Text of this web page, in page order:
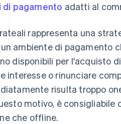
di pagamento adatti al
rappresenta una
ambiente di pagamento
disponibili per l'acquisto
interesse o rinunciare
risulta troppo
motivo, è
che offline.